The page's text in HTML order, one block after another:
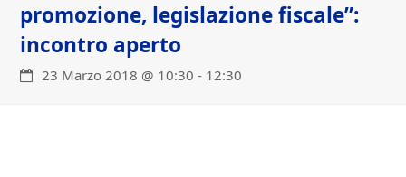
promozione, legislazione fiscale”:
incontro aperto
23 Marzo 2018 @ 10:30 - 12:30